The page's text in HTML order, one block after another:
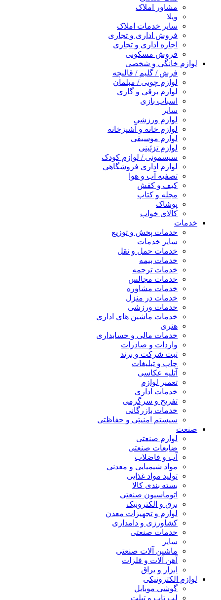
مشاور املاک
ویلا
سایر خدمات املاک
فروش اداری و تجاری
اجاره اداری و تجاری
فروش مسکونی
لوازم خانگی و شخصی
فرش / گلیم / قالیچه
لوازم چوبی / مبلمان
لوازم برقی و گازی
اسباب بازی
سایر
لوازم ورزشی
لوازم خانه و آشپزخانه
لوازم موسیقی
لوازم تزئینی
سیسمونی / لوازم کودک
لوازم اداری فروشگاهی
تصفیه آب و هوا
کیف و کفش
مجله و کتاب
پوشاک
کالای خواب
خدمات
خدمات پخش و توزیع
سایر خدمات
خدمات حمل و نقل
خدمات بیمه
خدمات ترجمه
خدمات مجالس
خدمات مشاوره
خدمات در منزل
خدمات ورزشی
خدمات ماشین های اداری
هنری
خدمات مالی و حسابداری
واردات و صادرات
ثبت شرکت و برند
چاپ و تبلیغات
آتلیه عکاسی
تعمیر لوازم
خدمات اداری
تفریح و سرگرمی
خدمات بازرگانی
سیستم امنیتی و حفاظتی
صنعت
لوازم صنعتی
ضایعات صنعتی
آب و فاضلاب
مواد شیمیایی و معدنی
تولید مواد غذایی
بسته بندی کالا
اتوماسیون صنعتی
برق و الکترونیک
لوازم و تجهیزات معدن
کشاورزی و دامداری
خدمات صنعتی
سایر
ماشین آلات صنعتی
آهن آلات و فلزات
ابزار و یراق
لوازم الکترونیکی
گوشی موبایل
لپ تاپ و تبلت